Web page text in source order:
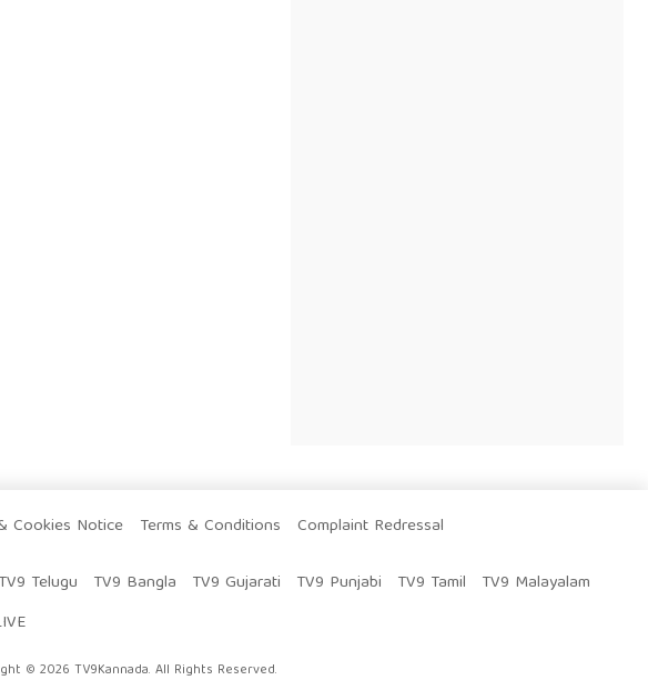
Cookies Notice Terms & Conditions
Complaint Redressal
TV9 Telugu TV9 Bangla TV9 Gujarati TV9 Punjabi TV9 Tamil
TV9 Malayalam
© 2026 TV9Kannada. All Rights Reserved.